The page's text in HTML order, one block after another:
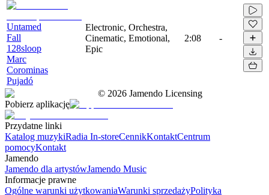
Untamed
Fall
128sloop
Marc
Corominas
Pujadó
Electronic, Orchestra,
Cinematic, Emotional,
Epic
2:08 -
© 2026 Jamendo Licensing
Pobierz aplikację
Przydatne linki
Katalog muzykiRadia In-storeCennikKontaktCentrum
pomocyKontakt
Jamendo
Jamendo dla artystówJamendo Music
Informacje prawne
Ogólne warunki użytkowaniaWarunki sprzedażyPolityka